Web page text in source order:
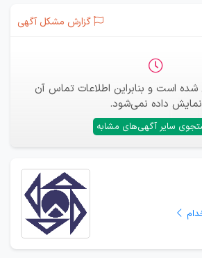
گزارش مشکل آگهی
است و بنابراین اطلاعات تماس آن
نمایش داده نمی‌شود.
سایر آگهی‌های مشابه